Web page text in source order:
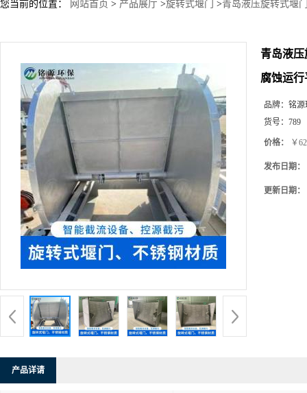
您当前的位置： 网站首页 > 产品展厅 >旋转式堰门 >青岛液压旋转式堰
青岛液
腐蚀运行
品牌： 铭源
货号： 789
价格： ￥
发布日期：
更新日期：
产品详请